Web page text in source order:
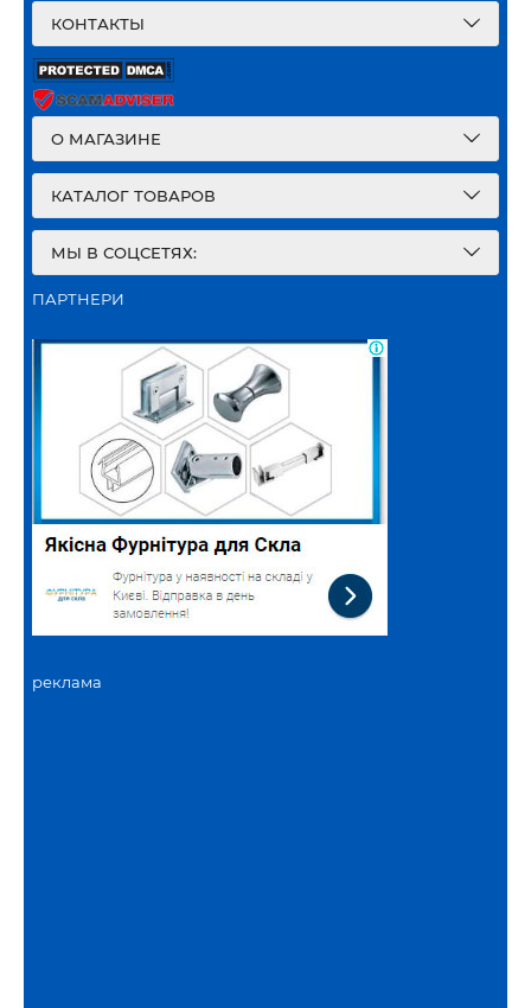
КОНТАКТЫ
О МАГАЗИНЕ
КАТАЛОГ ТОВАРОВ
МЫ В СОЦСЕТЯХ:
ПАРТНЕРИ
реклама